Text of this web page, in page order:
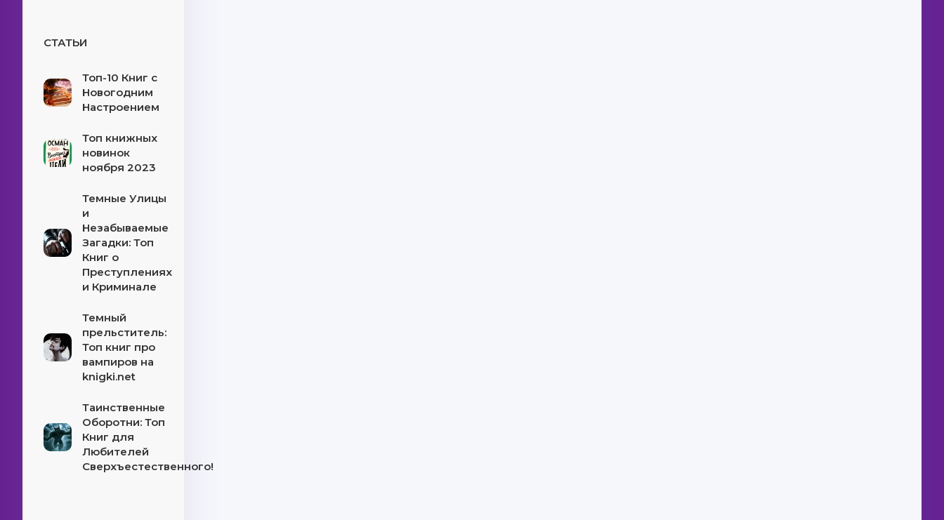
СТАТЬИ
Топ-10 Книг с
Новогодним
Настроением
Топ книжных
новинок
ноября 2023
Темные Улицы
и
Незабываемые
Загадки: Топ
Книг о
Преступлениях
и Криминале
Темный
прельститель:
Топ книг про
вампиров на
knigki.net
Таинственные
Оборотни: Топ
Книг для
Любителей
Сверхъестественного!